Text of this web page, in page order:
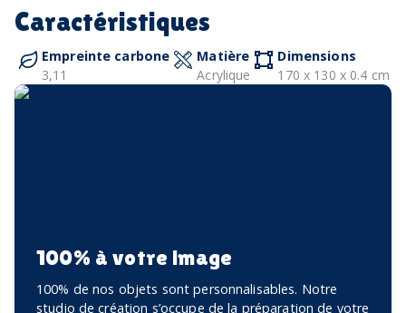
Caractéristiques
Empreinte carbone
3,11
Matière
Acrylique
Dimensions
170 x 130 x 0.4 cm
100% à votre image
100% de nos objets sont personnalisables. Notre
studio de création s’occupe de la préparation de votre